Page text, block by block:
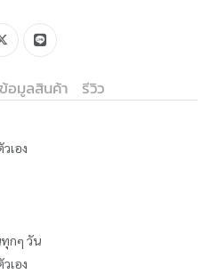
ข้อมูลสินค้า รีวิว
เอง
กๆ วัน
เอง